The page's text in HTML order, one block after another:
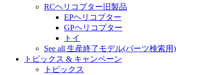
RCヘリコプター旧製品
EPヘリコプター
GPヘリコプター
トイ
See all 生産終了モデル(パーツ検索用)
トピックス & キャンペーン
トピックス